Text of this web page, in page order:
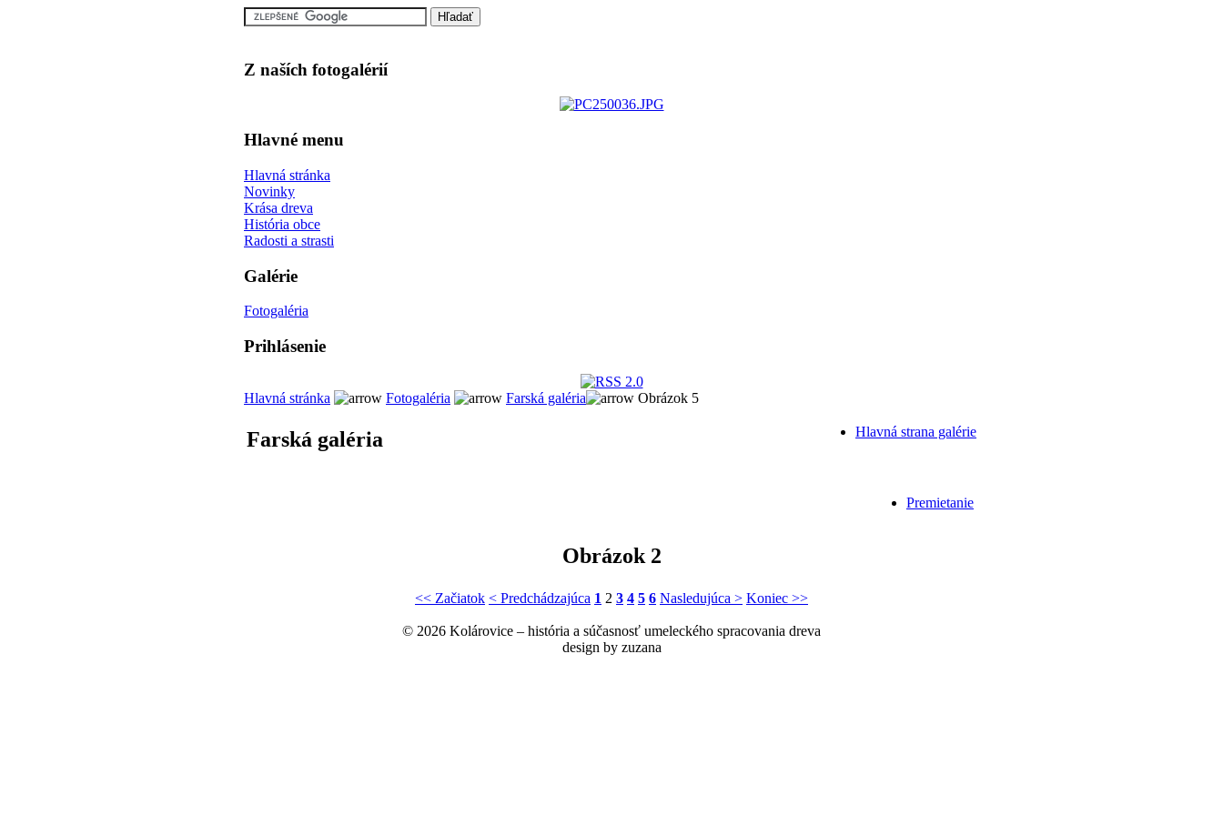
Z naších fotogalérií
Hlavné menu
Hlavná stránka
Novinky
Krása dreva
História obce
Radosti a strasti
Galérie
Fotogaléria
Prihlásenie
Hlavná stránka Fotogaléria Farská galéria Obrázok 5
Hlavná strana galérie
Farská galéria
Premietanie
Obrázok 2
<< Začiatok < Predchádzajúca 1 2 3 4 5 6 Nasledujúca > Koniec >>
© 2026 Kolárovice – história a súčasnosť umeleckého spracovania dreva
design by zuzana